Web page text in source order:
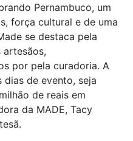
Pernambuco, um
força cultural e de uma
se destaca pela
por pela curadoria. A
dias de evento, seja
de reais em
da MADE, Tacy